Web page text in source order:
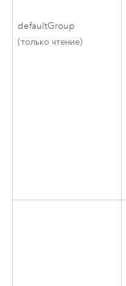
defaultGroup
(только чтение)